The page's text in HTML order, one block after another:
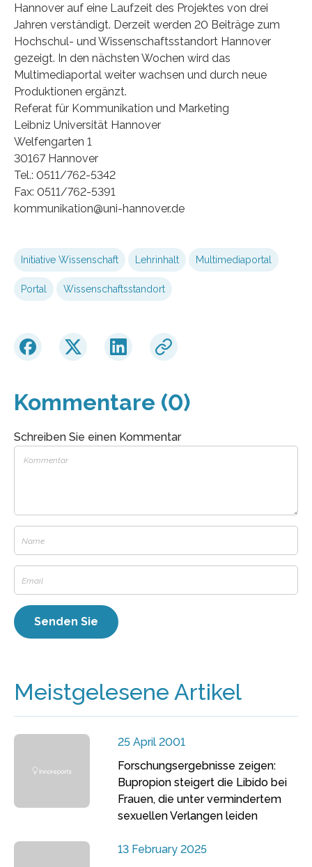
Hannover auf eine Laufzeit des Projektes von drei
Jahren verständigt. Derzeit werden 20 Beiträge zum
Hochschul- und Wissenschaftsstandort Hannover
gezeigt. In den nächsten Wochen wird das
Multimediaportal weiter wachsen und durch neue
Produktionen ergänzt.
Referat für Kommunikation und Marketing
Leibniz Universität Hannover
Welfengarten 1
30167 Hannover
Tel.: 0511/762-5342
Fax: 0511/762-5391
kommunikation@uni-hannover.de
Initiative Wissenschaft Lehrinhalt Multimediaportal
Portal Wissenschaftsstandort
Kommentare (0)
Schreiben Sie einen Kommentar
Meistgelesene Artikel
25 April 2001
Forschungsergebnisse zeigen:
Bupropion steigert die Libido bei
Frauen, die unter vermindertem
sexuellen Verlangen leiden
13 February 2025